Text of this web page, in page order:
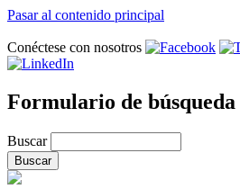
Pasar al contenido principal
Conéctese con nosotros
Formulario de búsqueda
Buscar